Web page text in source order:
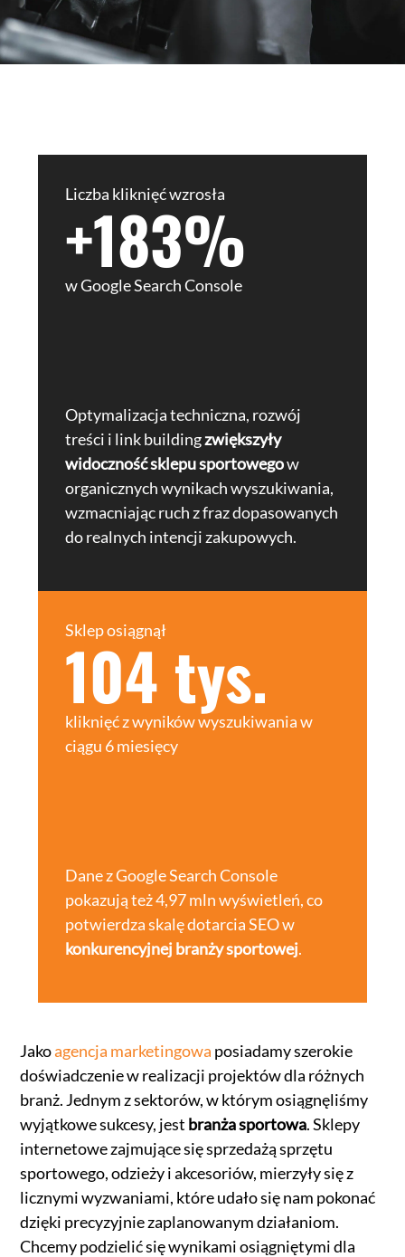
Liczba kliknięć wzrosła
+183%
w Google Search Console
Optymalizacja techniczna, rozwój
treści i link buildingzwiększyły
widoczność sklepu sportowegow
organicznych wynikach wyszukiwania,
wzmacniając ruch z fraz dopasowanych
do realnych intencji zakupowych.
Sklep osiągnął
104 tys.
kliknięć z wyników wyszukiwania w
ciągu 6 miesięcy
Dane z Google Search Console
pokazują też 4,97 mln wyświetleń, co
potwierdza skalę dotarcia SEO w
konkurencyjnej branży sportowej.
Jakoagencja marketingowa posiadamy szerokie
doświadczenie w realizacji projektów dla różnych
branż. Jednym z sektorów, w którym osiągnęliśmy
wyjątkowe sukcesy, jest branża sportowa. Sklepy
internetowe zajmujące się sprzedażą sprzętu
sportowego, odzieży i akcesoriów, mierzyły się z
licznymi wyzwaniami, które udało się nam pokonać
dzięki precyzyjnie zaplanowanym działaniom.
Chcemy podzielić się wynikami osiągniętymi dla